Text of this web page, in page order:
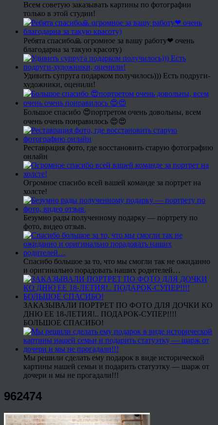
Всем советую заказывать картины по фотографии
только в этой студии!
Ребята спасибо🙏 огромное за вашу работу❤ очень
благодарна за такую красоту)
Удивить супруга подарком получилось))) Есть подруги-
художники, оценили!
Большое спасибо 😍портретом очень довольны, всем
очень очень понравилось 😍😍
Реставрация фото, где восстановить старую фотографию
онлайн
Огромное спасибо всей вашей команде за портрет на
холсте!
Безумно рады полученному подарку — портрету по
фото, видео отзыв.
Спасибо большое за то, что мы смогли так не ожиданно
и оригинально порадовать наших родителей…
ЗАКАЗЫВАЛИ ПОРТРЕТ ПО ФОТО ДЛЯ ДОЧКИ КО
ДНЮ ЕЕ 18-ЛЕТИЯ!.. ПОДАРОК-СУПЕР!!!!
БОЛЬШОЕ СПАСИБО!
Мы решили сделать ему подарок в виде исторической
картины нашей семьи и подарить статуэтку — шарж от
дочери и мы не прогадали!!!
962474